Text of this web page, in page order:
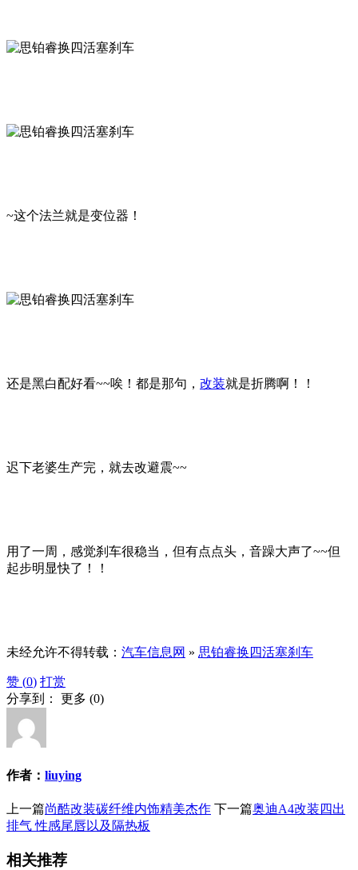
~这个法兰就是变位器！
还是黑白配好看~~唉！都是那句， 改装就是折腾啊！！
迟下老婆生产完，就去改避震~~
用了一周，感觉刹车很稳当，但有点点头，音躁大声了~~但
起步明显快了！！
未经允许不得转载： 汽车信息网 » 思铂睿换四活塞刹车
赞 (0) 打赏
分享到： 更多 (0)
作者： liuying
上一篇尚酷改装碳纤维内饰精美杰作 下一篇奥迪A4改装四出
排气 性感尾唇以及隔热板
相关推荐